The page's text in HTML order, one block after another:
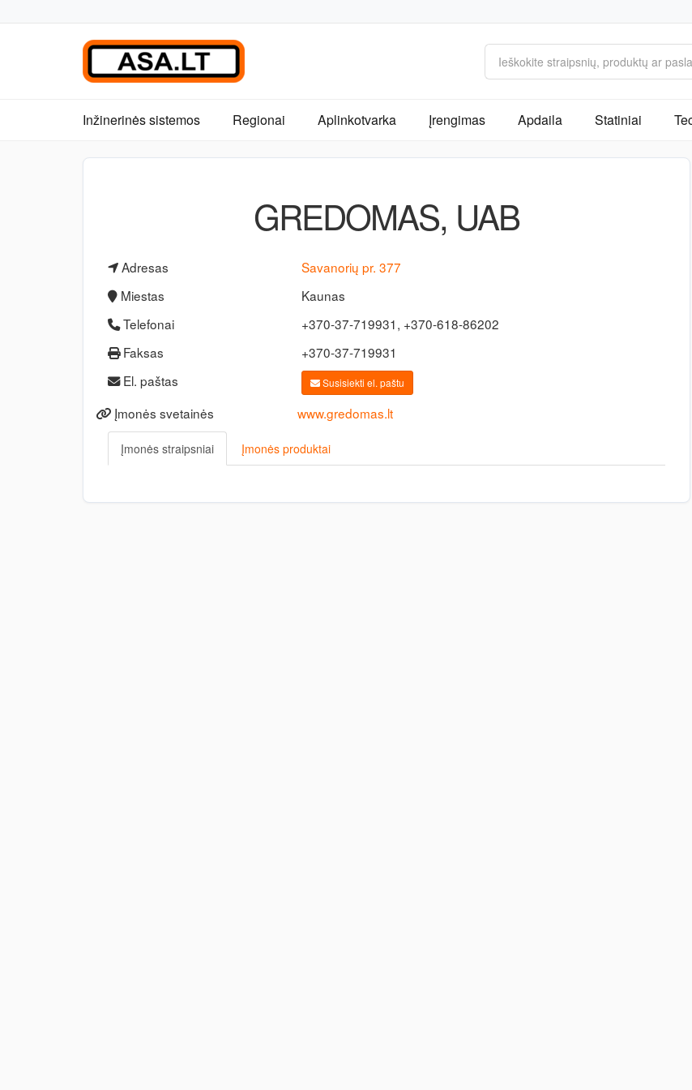
Inžinerinės sistemos Regionai Aplinkotvarka Įrengimas Apdaila Statiniai
GREDOMAS, UAB
Adresas
Savanorių pr. 377
Miestas
Kaunas
Telefonai
+370-37-719931, +370-618-86202
Faksas
+370-37-719931
El. paštas
Susisiekti el. paštu
Įmonės svetainės www.gredomas.lt
Įmonės straipsniai Įmonės produktai